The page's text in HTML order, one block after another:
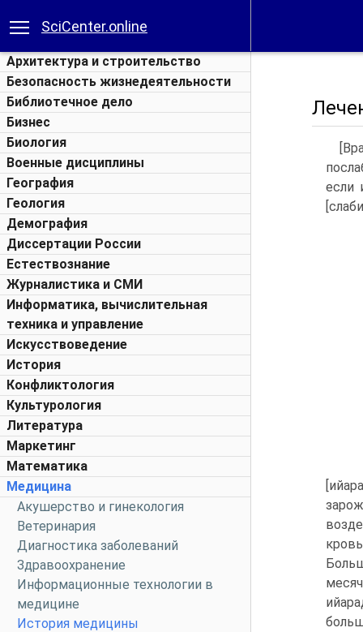
SciCenter.online
Архитектура и строительство
Безопасность жизнедеятельности
Библиотечное дело
Бизнес
Биология
Военные дисциплины
География
Геология
Демография
Диссертации России
Естествознание
Журналистика и СМИ
Информатика, вычислительная
техника и управление
Искусствоведение
История
Конфликтология
Культурология
Литература
Маркетинг
Математика
Медицина
Акушерство и гинекология
Ветеринария
Диагностика заболеваний
Здравоохранение
Информационные технологии в
медицине
История медицины
если